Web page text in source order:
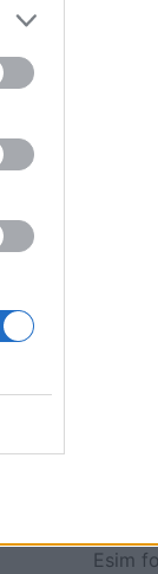
Esim
Esim
Esim
for
for
for
Esim